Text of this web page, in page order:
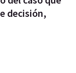
decisión,